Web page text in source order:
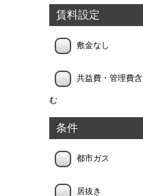
賃料設定
敷金なし
共益費・管理費含
む
条件
都市ガス
居抜き